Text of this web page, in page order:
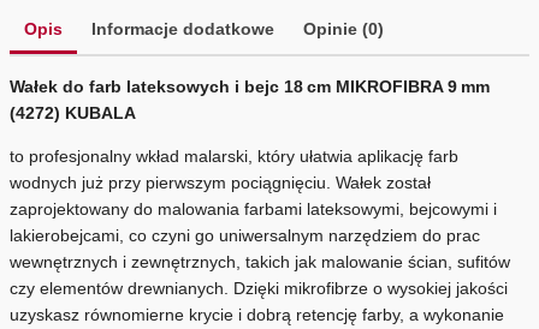
Opis Informacje dodatkowe Opinie (0)
Wałek do farb lateksowych i bejc 18 cm MIKROFIBRA 9 mm
(4272) KUBALA
to profesjonalny wkład malarski, który ułatwia aplikację farb
wodnych już przy pierwszym pociągnięciu. Wałek został
zaprojektowany do malowania farbami lateksowymi, bejcowymi i
lakierobejcami, co czyni go uniwersalnym narzędziem do prac
wewnętrznych i zewnętrznych, takich jak malowanie ścian, sufitów
czy elementów drewnianych. Dzięki mikrofibrze o wysokiej jakości
uzyskasz równomierne krycie i dobrą retencję farby, a wykonanie